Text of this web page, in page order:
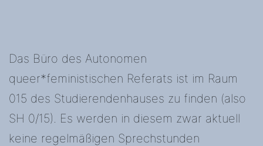
Das Büro des Autonomen
queer*feministischen Referats ist im Raum
015 des Studierendenhauses zu finden (also
SH 0/15). Es werden in diesem zwar aktuell
keine regelmäßigen Sprechstunden